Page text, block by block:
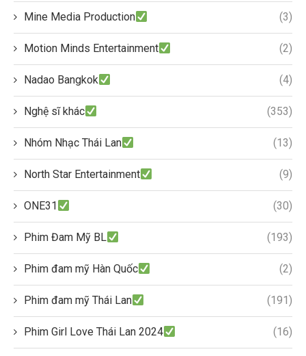
Mine Media Production (3)
Motion Minds Entertainment (2)
Nadao Bangkok (4)
Nghệ sĩ khác (353)
Nhóm Nhạc Thái Lan (13)
North Star Entertainment (9)
ONE31 (30)
Phim Đam Mỹ BL (193)
Phim đam mỹ Hàn Quốc (2)
Phim đam mỹ Thái Lan (191)
Phim Girl Love Thái Lan 2024 (16)